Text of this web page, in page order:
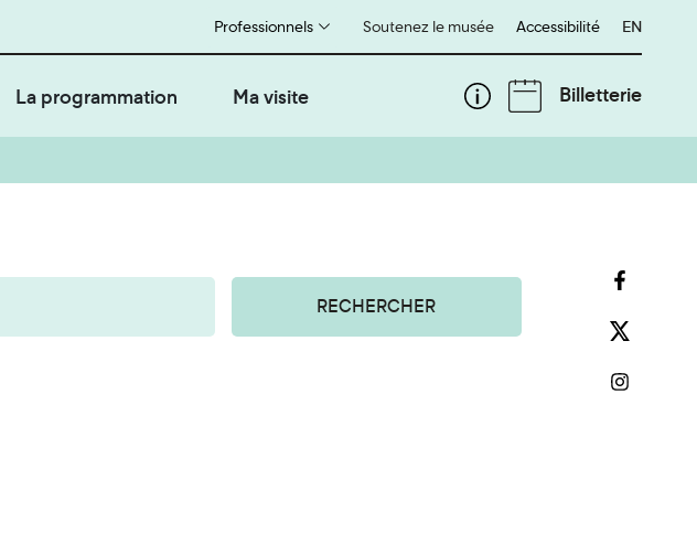
Soutenez le musée
Professionnels Accessibilité English
EN
La programmation Ma visite Billetterie
RECHERCHER